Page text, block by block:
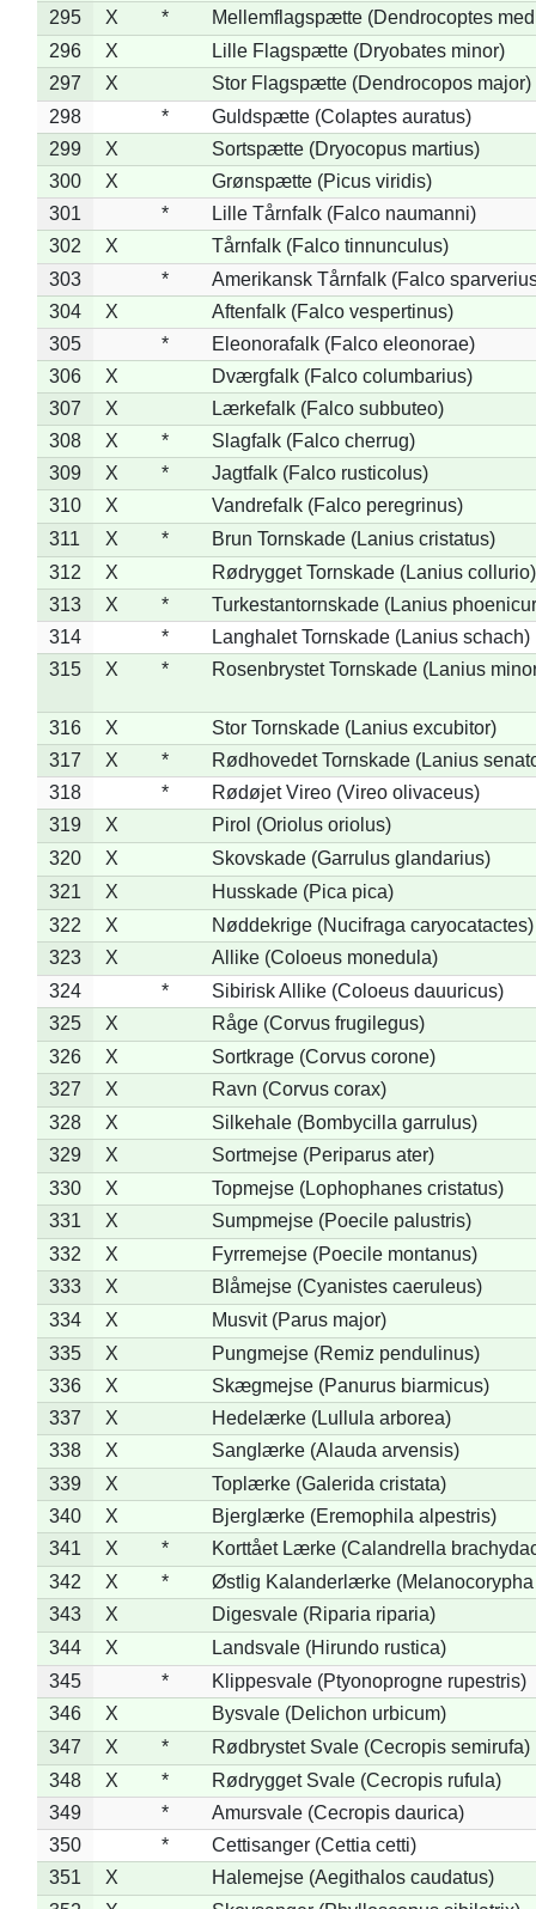
295
X *
Mellemflagspætte (Dendrocoptes
296
X
Lille Flagspætte (Dryobates minor)
297
X
Stor Flagspætte (Dendrocopos major)
298
*
Guldspætte (Colaptes auratus)
299
X
Sortspætte (Dryocopus martius)
300
X
Grønspætte (Picus viridis)
301
*
Lille Tårnfalk (Falco naumanni)
302
X
Tårnfalk (Falco tinnunculus)
303
*
Amerikansk Tårnfalk (Falco
304
X
Aftenfalk (Falco vespertinus)
305
*
Eleonorafalk (Falco eleonorae)
306
X
Dværgfalk (Falco columbarius)
307
X
Lærkefalk (Falco subbuteo)
308
X *
Slagfalk (Falco cherrug)
309
X *
Jagtfalk (Falco rusticolus)
310
X
Vandrefalk (Falco peregrinus)
311
X *
Brun Tornskade (Lanius cristatus)
312
X
Rødrygget Tornskade (Lanius collurio)
313
X *
Turkestantornskade (Lanius
314
*
Langhalet Tornskade (Lanius schach)
315
X * Rosenbrystet Tornskade (Lanius
316 X
Stor Tornskade (Lanius excubitor)
317
X *
Rødhovedet Tornskade (Lanius
318
*
Rødøjet Vireo (Vireo olivaceus)
319
X
Pirol (Oriolus oriolus)
320
X
Skovskade (Garrulus glandarius)
321
X
Husskade (Pica pica)
322
X
Nøddekrige (Nucifraga caryocatactes)
323
X
Allike (Coloeus monedula)
324
*
Sibirisk Allike (Coloeus dauuricus)
325
X
Råge (Corvus frugilegus)
326
X
Sortkrage (Corvus corone)
327
X
Ravn (Corvus corax)
328
X
Silkehale (Bombycilla garrulus)
329
X
Sortmejse (Periparus ater)
330
X
Topmejse (Lophophanes cristatus)
331
X
Sumpmejse (Poecile palustris)
332
X
Fyrremejse (Poecile montanus)
333
X
Blåmejse (Cyanistes caeruleus)
334
X
Musvit (Parus major)
335
X
Pungmejse (Remiz pendulinus)
336
X
Skægmejse (Panurus biarmicus)
337
X
Hedelærke (Lullula arborea)
338
X
Sanglærke (Alauda arvensis)
339
X
Toplærke (Galerida cristata)
340
X
Bjerglærke (Eremophila alpestris)
341
X *
Korttået Lærke (Calandrella
342
X *
Østlig Kalanderlærke (Melanocorypha
343
X
Digesvale (Riparia riparia)
344
X
Landsvale (Hirundo rustica)
345
*
Klippesvale (Ptyonoprogne rupestris)
346
X
Bysvale (Delichon urbicum)
347
X *
Rødbrystet Svale (Cecropis semirufa)
348
X *
Rødrygget Svale (Cecropis rufula)
349
*
Amursvale (Cecropis daurica)
350
*
Cettisanger (Cettia cetti)
351
X
Halemejse (Aegithalos caudatus)